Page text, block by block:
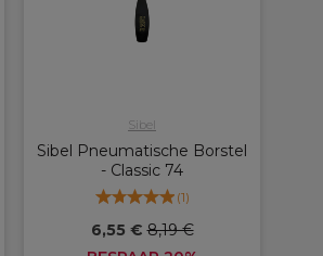
Sibel
Sibel Pneumatische Borstel
- Classic 74
(1)
6,55 €8,19 €